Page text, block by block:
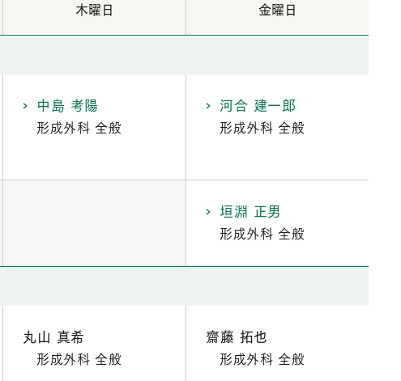
木曜日 金曜日
中島 考陽
形成外科 全般
河合 建一郎
形成外科 全般
垣淵 正男
形成外科 全般
丸山 真希
形成外科 全般
齋藤 拓也
形成外科 全般